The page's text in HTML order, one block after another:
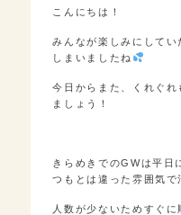
こんにちは！
みんなが楽しみにして
しまいましたね
今日からまた、くれぐれ
ましょう！
きらめきでのGWは平日
つもとは違った雰囲気で
人数が少ないためすぐに